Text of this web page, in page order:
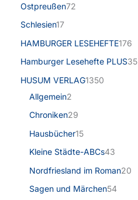
Ostpreußen72
Schlesien17
HAMBURGER LESEHEFTE176
Hamburger Lesehefte PLUS35
HUSUM VERLAG1350
Allgemein2
Chroniken29
Hausbücher15
Kleine Städte-ABCs43
Nordfriesland im Roman20
Sagen und Märchen54